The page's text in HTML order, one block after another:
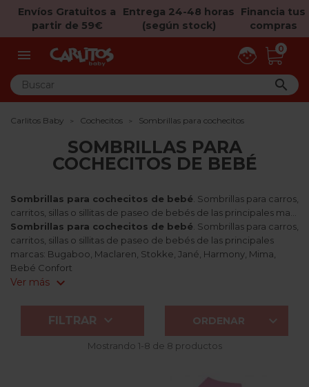
Envíos Gratuitos a
partir de 59€
Entrega 24-48 horas
(según stock)
Financia tus
compras
 0

Carlitos Baby Cochecitos Sombrillas para cochecitos
SOMBRILLAS PARA
COCHECITOS DE BEBÉ
Sombrillas para cochecitos de bebé . Sombrillas para carros,
carritos, sillas o sillitas de paseo de bebés de las principales ma...
Sombrillas para cochecitos de bebé . Sombrillas para carros,
carritos, sillas o sillitas de paseo de bebés de las principales
marcas: Bugaboo, Maclaren, Stokke, Jané, Harmony, Mima,
Bebé Confort
Ver más expand_more
ORDENAR 
FILTRAR 
Mostrando 1-8 de 8 productos